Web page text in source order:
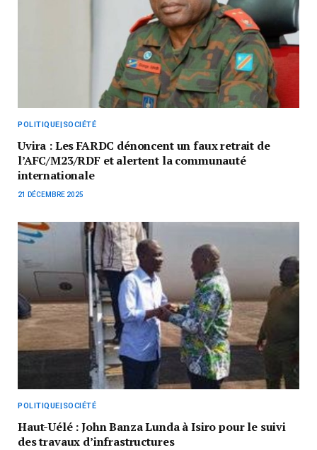
POLITIQUE|SOCIÉTÉ
Uvira : Les FARDC dénoncent un faux retrait de
l’AFC/M23/RDF et alertent la communauté
internationale
21 DÉCEMBRE 2025
POLITIQUE|SOCIÉTÉ
Haut-Uélé : John Banza Lunda à Isiro pour le suivi
des travaux d’infrastructures